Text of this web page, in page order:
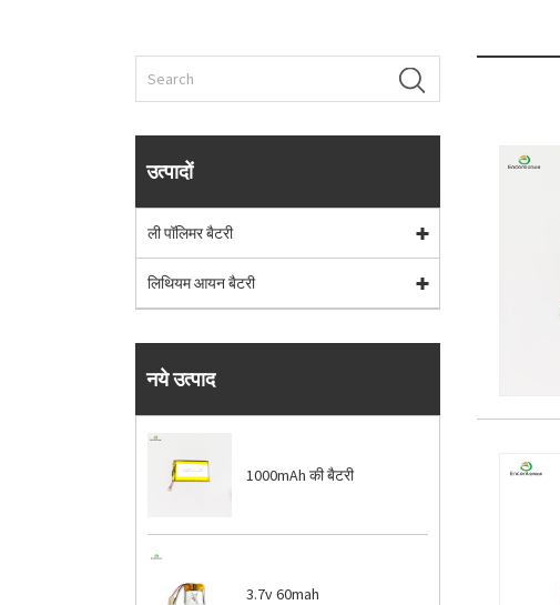
उत्पादों
ली पॉलिमर बैटरी
लिथियम आयन बैटरी
नये उत्पाद
1000mAh की बैटरी
3.7v 60mah